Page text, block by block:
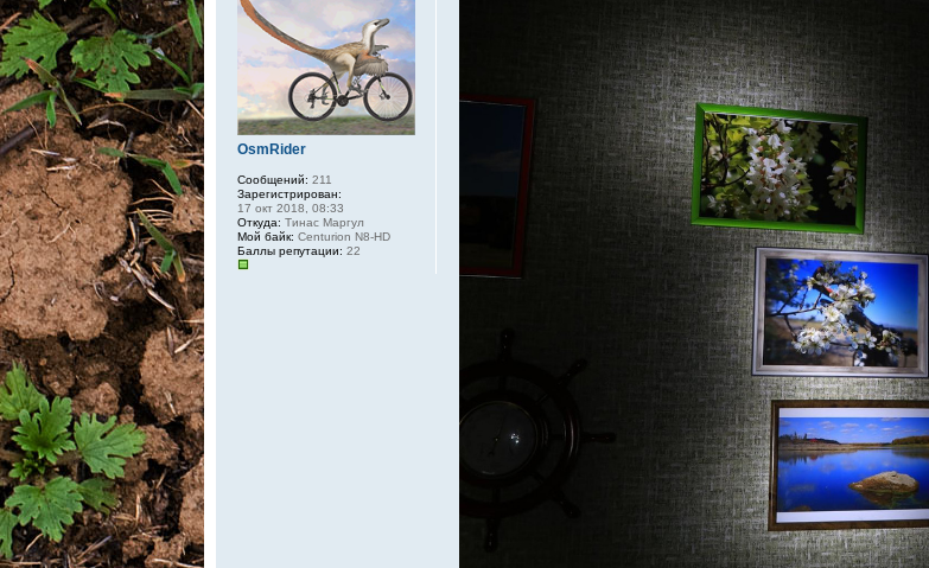
OsmRider
Сообщений: 211
Зарегистрирован:
17 окт 2018, 08:33
Откуда: Тинас Маргул
Мой байк: Centurion N8-HD
Баллы репутации: 22